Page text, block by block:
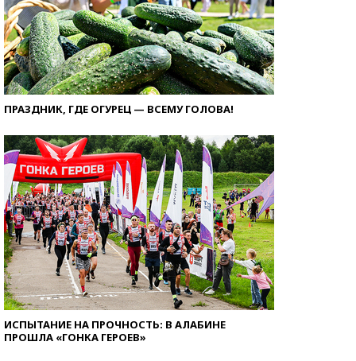
ПРАЗДНИК, ГДЕ ОГУРЕЦ — ВСЕМУ ГОЛОВА!
ИСПЫТАНИЕ НА ПРОЧНОСТЬ: В АЛАБИНЕ
ПРОШЛА «ГОНКА ГЕРОЕВ»